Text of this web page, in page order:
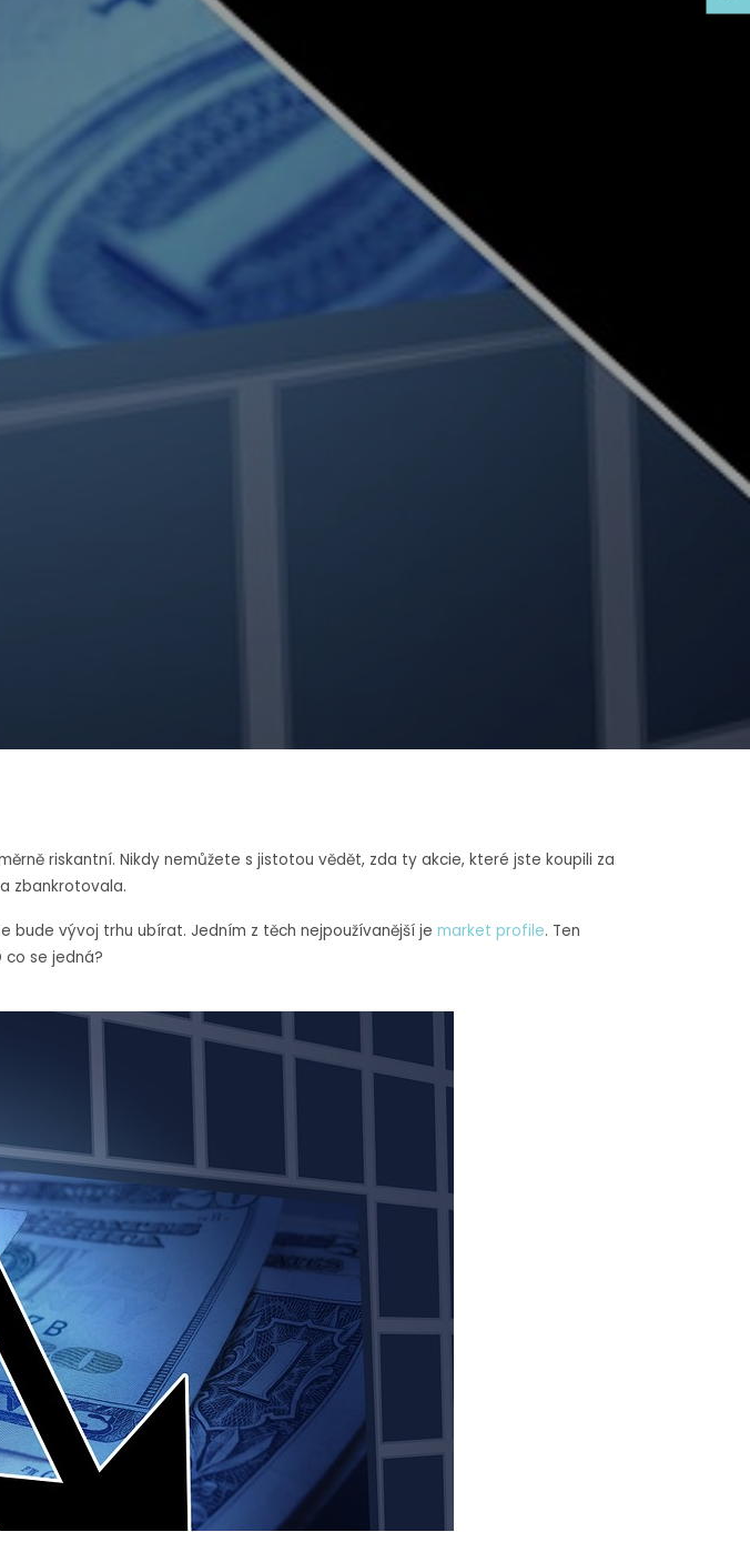
riskantní. Nikdy nemůžete s jistotou vědět, zda ty akcie, které jste koupili za
zbankrotovala.
bude vývoj trhu ubírat. Jedním z těch nejpoužívanější je market profile. Ten
co se jedná?